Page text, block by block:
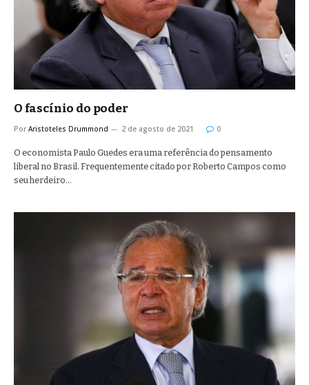
O fascínio do poder
Por Aristoteles Drummond 2 de agosto de 2021 0
O economista Paulo Guedes era uma referência do pensamento
liberal no Brasil. Frequentemente citado por Roberto Campos como
seu herdeiro…